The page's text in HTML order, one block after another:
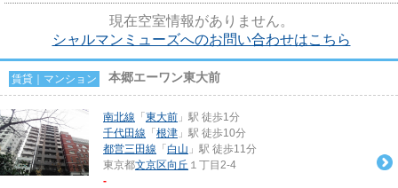
現在空室情報がありません。
シャルマンミューズへのお問い合わせはこちら
賃貸｜マンション 本郷エーワン東大前
南北線 「 東大前 」駅 徒歩1分
千代田線 「 根津 」駅 徒歩10分
都営三田線 「 白山 」駅 徒歩11分
東京都文京区向丘 １丁目2-4
-